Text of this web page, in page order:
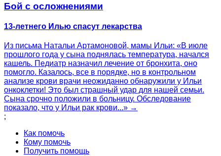
Бой с осложнениями
13-летнего Илью спасут лекарства
Из письма Натальи Артамоновой, мамы Ильи: «В июле
прошлого года у сына поднялась температура, начался
кашель. Педиатр назначил лечение от бронхита, оно
помогло. Казалось, все в порядке, но в контрольном
анализе крови врачи неожиданно обнаружили у Ильи
онкоклетки! Это был страшный удар для нашей семьи.
Сына срочно положили в больницу. Обследование
показало, что у Ильи рак крови...» →
;
Как помочь
Кому помочь
Получить помощь